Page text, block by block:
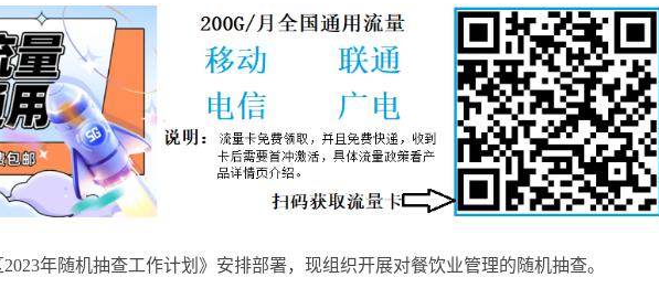
年随机抽查工作计划》安排部署，现组织开展对餐饮业管理的随机抽查。